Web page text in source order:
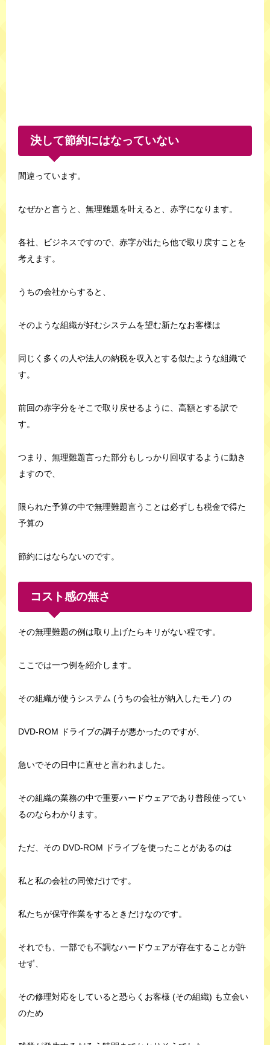
決して節約にはなっていない
間違っています。
なぜかと言うと、無理難題を叶えると、赤字になります。
各社、ビジネスですので、赤字が出たら他で取り戻すことを
考えます。
うちの会社からすると、
そのような組織が好むシステムを望む新たなお客様は
同じく多くの人や法人の納税を収入とする似たような組織で
す。
前回の赤字分をそこで取り戻せるように、高額とする訳で
す。
つまり、無理難題言った部分もしっかり回収するように動き
ますので、
限られた予算の中で無理難題言うことは必ずしも税金で得た
予算の
節約にはならないのです。
コスト感の無さ
その無理難題の例は取り上げたらキリがない程です。
ここでは一つ例を紹介します。
その組織が使うシステム (うちの会社が納入したモノ) の
DVD-ROM ドライブの調子が悪かったのですが、
急いでその日中に直せと言われました。
その組織の業務の中で重要ハードウェアであり普段使ってい
るのならわかります。
ただ、その DVD-ROM ドライブを使ったことがあるのは
私と私の会社の同僚だけです。
私たちが保守作業をするときだけなのです。
それでも、一部でも不調なハードウェアが存在することが許
せず、
その修理対応をしていると恐らくお客様 (その組織) も立会い
のため